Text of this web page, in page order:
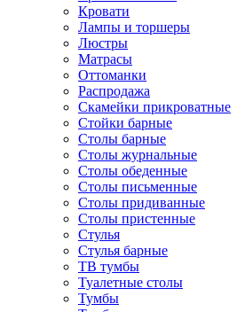
Кровати
Лампы и торшеры
Люстры
Матрасы
Оттоманки
Распродажа
Скамейки прикроватные
Стойки барные
Столы барные
Столы журнальные
Столы обеденные
Столы письменные
Столы придиванные
Столы пристенные
Стулья
Стулья барные
ТВ тумбы
Туалетные столы
Тумбы